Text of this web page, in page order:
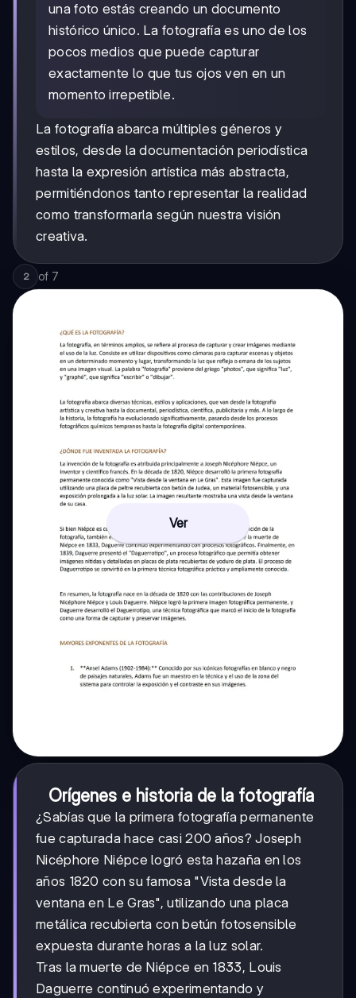
una foto estás creando un documento
histórico único. La fotografía es uno de los
pocos medios que puede capturar
exactamente lo que tus ojos ven en un
momento irrepetible.
La fotografía abarca múltiples géneros y
estilos, desde la documentación periodística
hasta la expresión artística más abstracta,
permitiéndonos tanto representar la realidad
como transformarla según nuestra visión
creativa.
2 of 7
Ver
Orígenes e historia de la fotografía
¿Sabías que la primera fotografía permanente
fue capturada hace casi 200 años? Joseph
Nicéphore Niépce logró esta hazaña en los
años 1820 con su famosa "Vista desde la
ventana en Le Gras", utilizando una placa
metálica recubierta con betún fotosensible
expuesta durante horas a la luz solar.
Tras la muerte de Niépce en 1833, Louis
Daguerre continuó experimentando y